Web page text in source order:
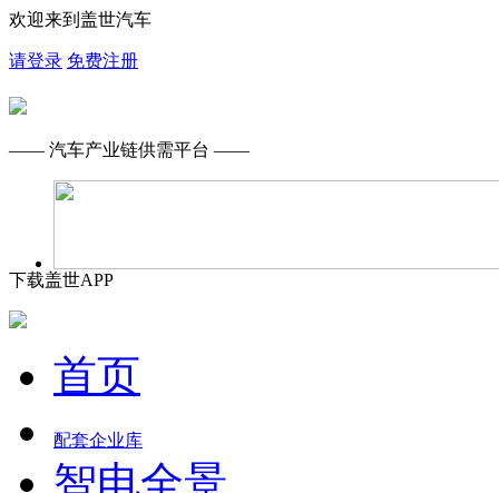
欢迎来到盖世汽车
请登录 免费注册
—— 汽车产业链供需平台 ——
下载盖世APP
首页
配套企业库
智电全景